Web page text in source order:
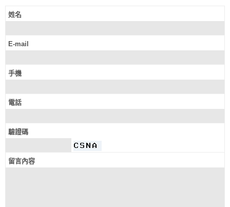
姓名
E-mail
手機
電話
驗證碼
留言內容